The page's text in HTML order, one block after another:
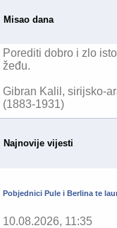
Misao dana
Porediti dobro i zlo
žeđu.
Gibran Kalil, sirijsko-
(1883-1931)
Najnovije vijesti
Pobjednici Pule i Berlina te
10.08.2026, 11:35